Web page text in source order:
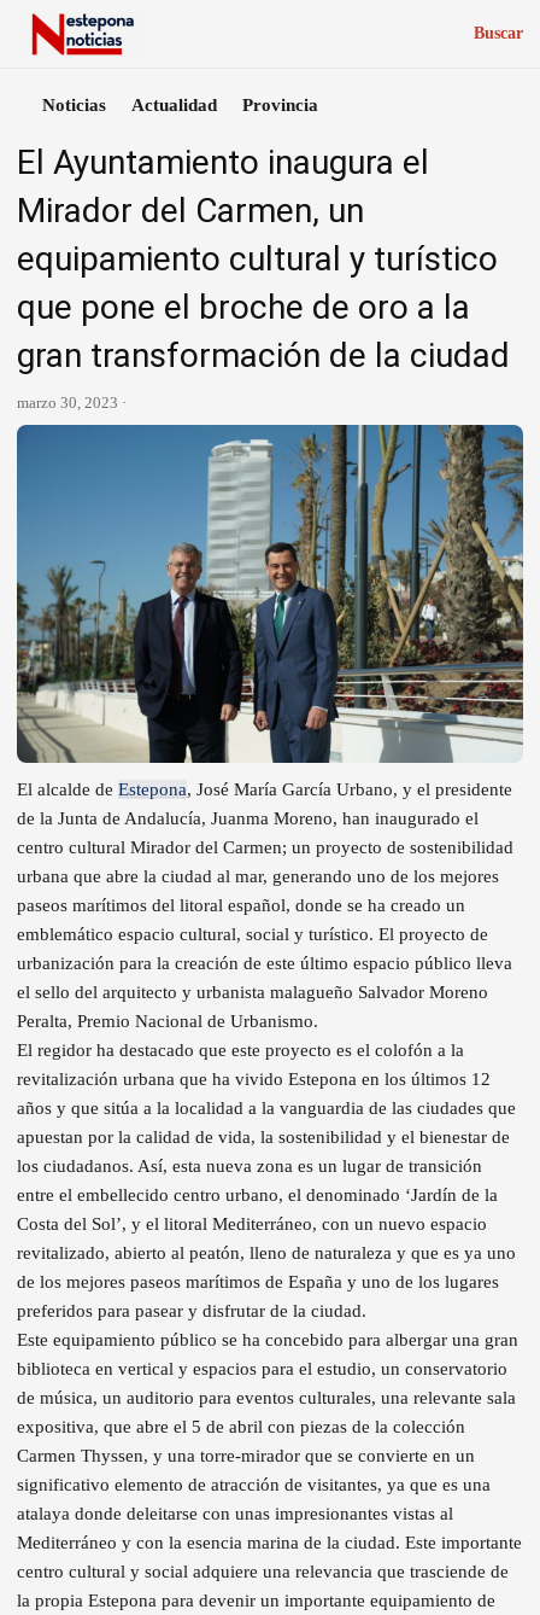
Buscar
Noticias Actualidad Provincia
El Ayuntamiento inaugura el
Mirador del Carmen, un
equipamiento cultural y turístico
que pone el broche de oro a la
gran transformación de la ciudad
marzo 30, 2023 ·
El alcalde de Estepona, José María García Urbano, y el presidente
de la Junta de Andalucía, Juanma Moreno, han inaugurado el
centro cultural Mirador del Carmen; un proyecto de sostenibilidad
urbana que abre la ciudad al mar, generando uno de los mejores
paseos marítimos del litoral español, donde se ha creado un
emblemático espacio cultural, social y turístico. El proyecto de
urbanización para la creación de este último espacio público lleva
el sello del arquitecto y urbanista malagueño Salvador Moreno
Peralta, Premio Nacional de Urbanismo.
El regidor ha destacado que este proyecto es el colofón a la
revitalización urbana que ha vivido Estepona en los últimos 12
años y que sitúa a la localidad a la vanguardia de las ciudades que
apuestan por la calidad de vida, la sostenibilidad y el bienestar de
los ciudadanos. Así, esta nueva zona es un lugar de transición
entre el embellecido centro urbano, el denominado ‘Jardín de la
Costa del Sol’, y el litoral Mediterráneo, con un nuevo espacio
revitalizado, abierto al peatón, lleno de naturaleza y que es ya uno
de los mejores paseos marítimos de España y uno de los lugares
preferidos para pasear y disfrutar de la ciudad.
Este equipamiento público se ha concebido para albergar una gran
biblioteca en vertical y espacios para el estudio, un conservatorio
de música, un auditorio para eventos culturales, una relevante sala
expositiva, que abre el 5 de abril con piezas de la colección
Carmen Thyssen, y una torre-mirador que se convierte en un
significativo elemento de atracción de visitantes, ya que es una
atalaya donde deleitarse con unas impresionantes vistas al
Mediterráneo y con la esencia marina de la ciudad. Este importante
centro cultural y social adquiere una relevancia que trasciende de
la propia Estepona para devenir un importante equipamiento de